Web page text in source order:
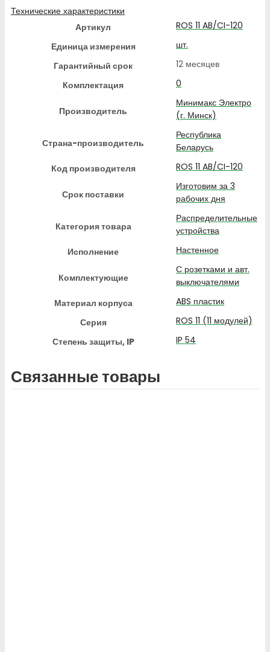
Технические характеристики
Артикул
ROS 11 AB/CI-120
Единица измерения
шт.
Гарантийный срок
12 месяцев
Комплектация
0
Производитель
Минимакс Электро
(г. Минск)
Страна-производитель
Республика
Беларусь
Код производителя
ROS 11 AB/CI-120
Срок поставки
Изготовим за 3
рабочих дня
Категория товара
Распределительные
устройства
Исполнение
Настенное
Комплектующие
С розетками и авт.
выключателями
Материал корпуса
ABS пластик
Серия
ROS 11 (11 модулей)
Степень защиты, IP
IP 54
Связанные товары